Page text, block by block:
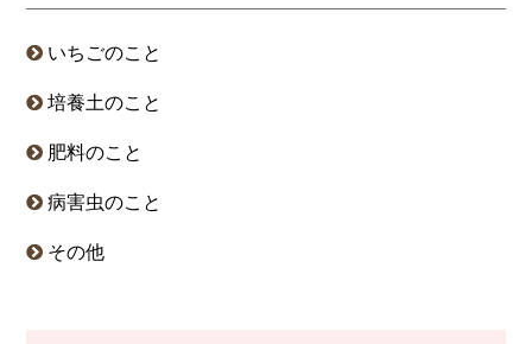
いちごのこと
培養土のこと
肥料のこと
病害虫のこと
その他